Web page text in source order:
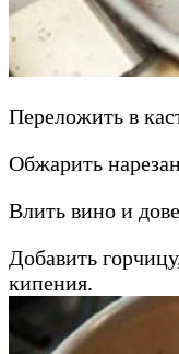
Переложить в
Обжарить
Влить вино и
Добавить
кипения.